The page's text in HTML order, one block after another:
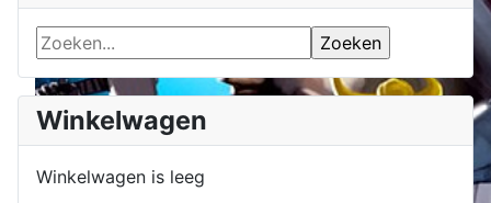
Winkelwagen
Winkelwagen is leeg